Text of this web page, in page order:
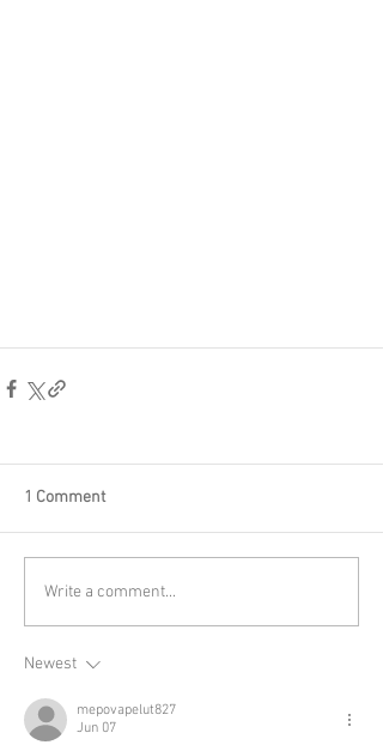
1 Comment
Write a comment...
Newest
mepovapelut827
Jun 07